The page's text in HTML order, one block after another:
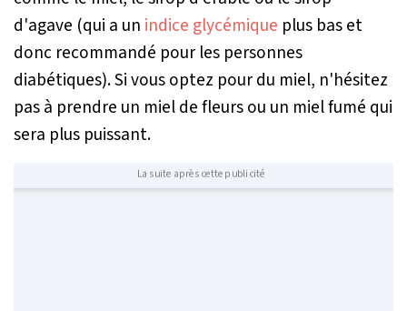
d'agave (qui a un indice glycémique plus bas et
donc recommandé pour les personnes
diabétiques). Si vous optez pour du miel, n'hésitez
pas à prendre un miel de fleurs ou un miel fumé qui
sera plus puissant.
La suite après cette publicité